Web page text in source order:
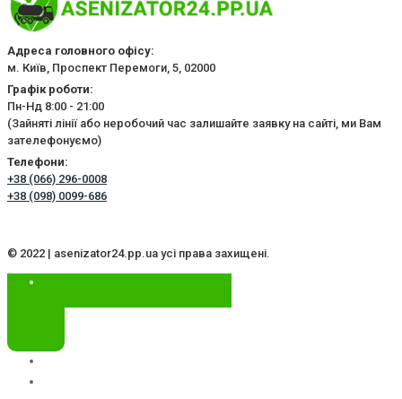
Адреса головного офісу:
м. Київ, Проспект Перемоги, 5, 02000
Графік роботи:
Пн-Нд 8:00 - 21:00
(Зайняті лінії або неробочий час залишайте заявку на сайті, ми Вам
зателефонуємо)
Телефони:
+38 (066) 296-0008
+38 (098) 0099-686
© 2022 | asenizator24.pp.ua усі права захищені.